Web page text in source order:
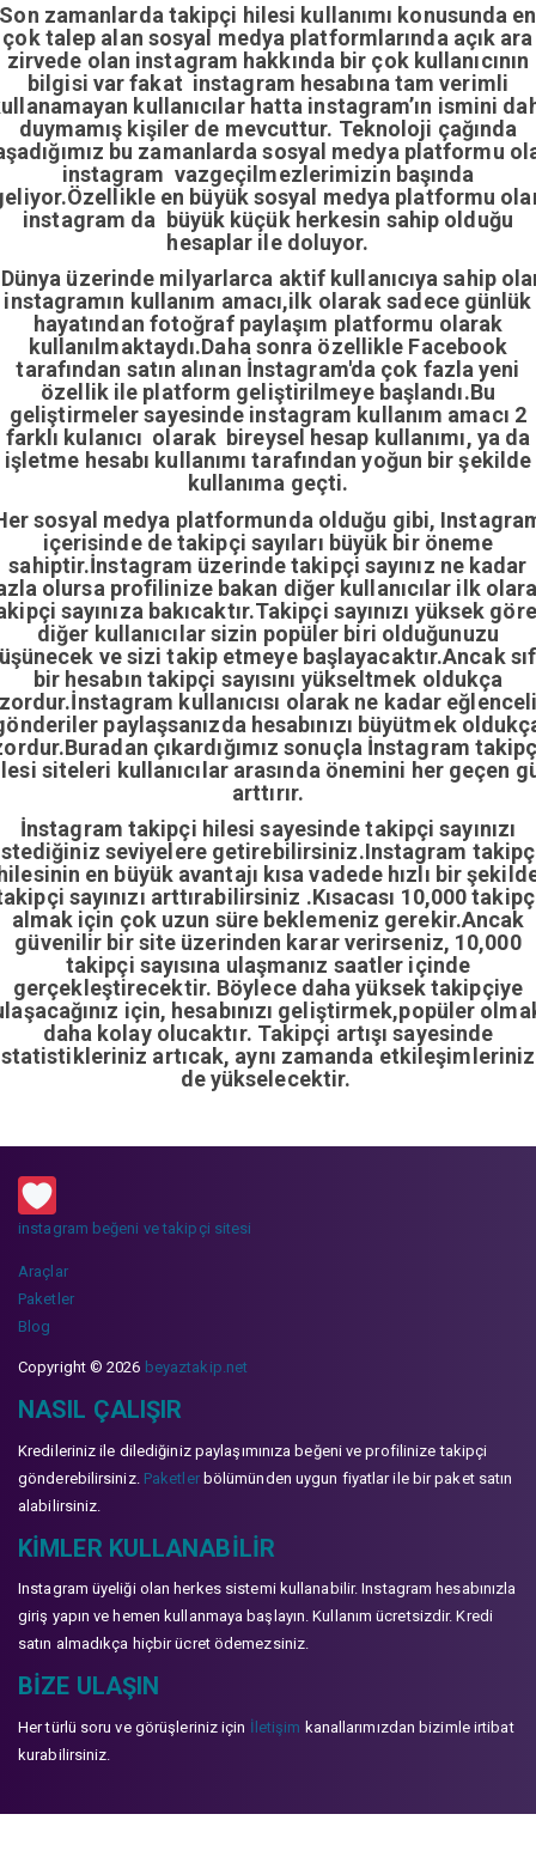
Son zamanlarda takipçi hilesi kullanımı konusunda en
çok talep alan sosyal medya platformlarında açık ara
zirvede olan instagram hakkında bir çok kullanıcının
bilgisi var fakat instagram hesabına tam verimli
kullanıcılar hatta instagram’ın ismini
duymamış kişiler de mevcuttur. Teknoloji çağında
bu zamanlarda sosyal medya platformu
instagram vazgeçilmezlerimizin başında
en büyük sosyal medya platformu
instagram da büyük küçük herkesin sahip olduğu
hesaplar ile doluyor.
üzerinde milyarlarca aktif kullanıcıya sahip
instagramın kullanım amacı,ilk olarak sadece günlük
hayatından fotoğraf paylaşım platformu olarak
kullanılmaktaydı.Daha sonra özellikle Facebook
tarafından satın alınan İnstagram'da çok fazla yeni
özellik ile platform geliştirilmeye başlandı.Bu
geliştirmeler sayesinde instagram kullanım amacı 2
farklı kulanıcı olarak bireysel hesap kullanımı, ya da
işletme hesabı kullanımı tarafından yoğun bir şekilde
kullanıma geçti.
sosyal medya platformunda olduğu gibi,
içerisinde de takipçi sayıları büyük bir öneme
sahiptir.İnstagram üzerinde takipçi sayınız ne kadar
olursa profilinize bakan diğer kullanıcılar ilk
sayınıza bakıcaktır.Takipçi sayınızı yüksek
diğer kullanıcılar sizin popüler biri olduğunuzu
ve sizi takip etmeye başlayacaktır.Ancak
bir hesabın takipçi sayısını yükseltmek oldukça
kullanıcısı olarak ne kadar
paylaşsanızda hesabınızı büyütmek
çıkardığımız sonuçla İnstagram
siteleri kullanıcılar arasında önemini her geçen
arttırır.
İnstagram takipçi hilesi sayesinde takipçi sayınızı
seviyelere getirebilirsiniz.Instagram
en büyük avantajı kısa vadede hızlı bir
sayınızı arttırabilirsiniz .Kısacası 10,000
almak için çok uzun süre beklemeniz gerekir.Ancak
güvenilir bir site üzerinden karar verirseniz, 10,000
takipçi sayısına ulaşmanız saatler içinde
gerçekleştirecektir. Böylece daha yüksek takipçiye
için, hesabınızı geliştirmek,popüler
daha kolay olucaktır. Takipçi artışı sayesinde
artıcak, aynı zamanda
de yükselecektir.
instagram beğeni ve takipçi sitesi
Araçlar
Paketler
Blog
Copyright © 2026 beyaztakip.net
NASIL ÇALIŞIR
Kredileriniz ile dilediğiniz paylaşımınıza beğeni ve profilinize takipçi
gönderebilirsiniz. Paketlerbölümünden uygun fiyatlar ile bir paket satın
alabilirsiniz.
KIMLER KULLANABILIR
Instagram üyeliği olan herkes sistemi kullanabilir. Instagram hesabınızla
giriş yapın ve hemen kullanmaya başlayın. Kullanım ücretsizdir. Kredi
satın almadıkça hiçbir ücret ödemezsiniz.
BIZE ULAŞIN
Her türlü soru ve görüşleriniz için İletişim kanallarımızdan bizimle irtibat
kurabilirsiniz.